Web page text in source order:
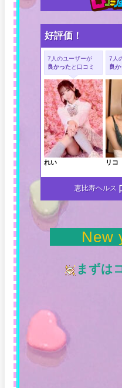
好評価！
恵比寿ヘルス
New
まずは